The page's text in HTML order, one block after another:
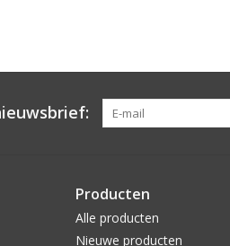
Producten
Alle producten
Nieuwe producten